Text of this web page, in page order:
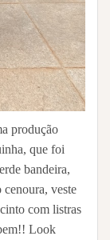
produção
que foi
bandeira,
cenoura, veste
com listras
Look